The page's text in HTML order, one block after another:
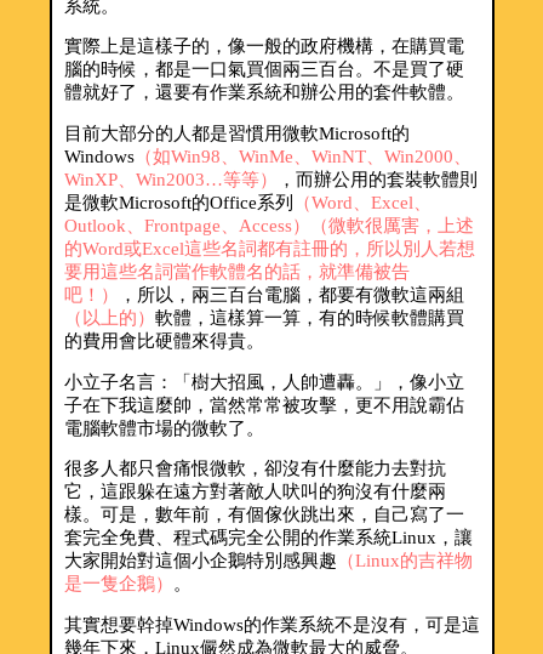
系統。
實際上是這樣子的，像一般的政府機構，在購買電
腦的時候，都是一口氣買個兩三百台。不是買了硬
體就好了，還要有作業系統和辦公用的套件軟體。
目前大部分的人都是習慣用微軟Microsoft的
Windows（如Win98、WinMe、WinNT、Win2000、
WinXP、Win2003…等等）
，而辦公用的套裝軟體則
是微軟Microsoft的Office系列
（Word、Excel、
Outlook、Frontpage、Access）
（微軟很厲害，上述
的Word或Excel這些名詞都有註冊的，所以別人若想
要用這些名詞當作軟體名的話，就準備被告
吧！）
，所以，兩三百台電腦，都要有微軟這兩組
（以上的） 軟體，這樣算一算，有的時候軟體購買
的費用會比硬體來得貴。
小立子名言：「樹大招風，人帥遭轟。」，像小立
子在下我這麼帥，當然常常被攻擊，更不用說霸佔
電腦軟體市場的微軟了。
很多人都只會痛恨微軟，卻沒有什麼能力去對抗
它，這跟躲在遠方對著敵人吠叫的狗沒有什麼兩
樣。可是，數年前，有個傢伙跳出來，自己寫了一
套完全免費、程式碼完全公開的作業系統Linux，讓
大家開始對這個小企鵝特別感興趣 （Linux的吉祥物
是一隻企鵝） 。
其實想要幹掉Windows的作業系統不是沒有，可是這
幾年下來，Linux儼然成為微軟最大的威脅。